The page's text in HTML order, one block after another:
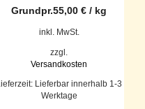
Grundpr.55,00€ / kg
inkl. MwSt.
zzgl.
Versandkosten
Lieferbar innerhalb 1-3
Werktage